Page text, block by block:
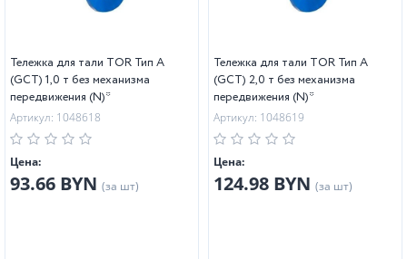
Тележка для тали TOR Тип А
(GCT) 1,0 т без механизма
передвижения (N)*
Артикул: 1048618
Цена:
93.66 BYN (за шт)
Тележка для тали TOR Тип А
(GCT) 2,0 т без механизма
передвижения (N)*
Артикул: 1048619
Цена:
124.98 BYN (за шт)